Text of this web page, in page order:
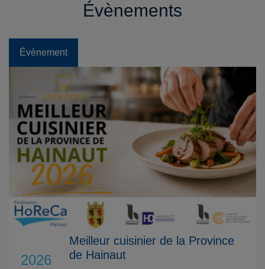
Évènements
Évènement
2026
Journée Technique de l'Hôtellerie
2026